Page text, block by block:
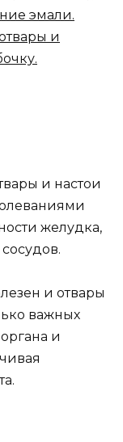
эмали.
и
и настои
желудка,
и отвары
важных
и